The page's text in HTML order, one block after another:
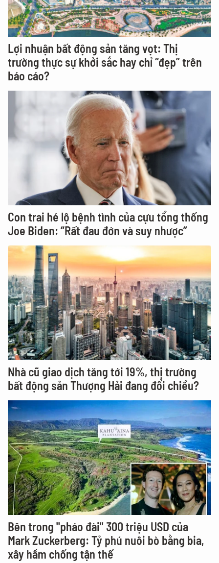
Lợi nhuận bất động sản tăng vọt: Thị
trường thực sự khởi sắc hay chỉ “đẹp” trên
báo cáo?
Con trai hé lộ bệnh tình của cựu tổng thống
Joe Biden: “Rất đau đớn và suy nhược”
Nhà cũ giao dịch tăng tới 19%, thị trường
bất động sản Thượng Hải đang đổi chiều?
Bên trong "pháo đài" 300 triệu USD của
Mark Zuckerberg: Tỷ phú nuôi bò bằng bia,
xây hầm chống tận thế